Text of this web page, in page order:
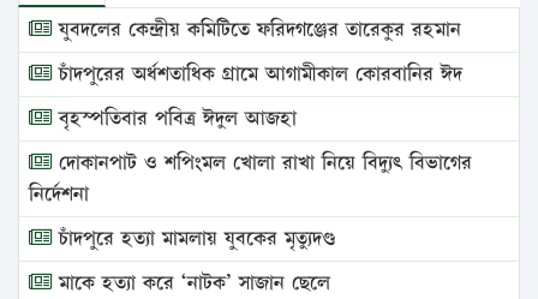
যুবদলের কেন্দ্রীয় কমিটিতে ফরিদগঞ্জের তারেকুর রহমান
চাঁদপুরের অর্ধশতাধিক গ্রামে আগামীকাল কোরবানির ঈদ
বৃহস্পতিবার পবিত্র ঈদুল আজহা
দোকানপাট ও শপিংমল খোলা রাখা নিয়ে বিদ্যুৎ বিভাগের
নির্দেশনা
চাঁদপুরে হত্যা মামলায় যুবকের মৃত্যুদণ্ড
মাকে হত্যা করে ‘নাটক’ সাজান ছেলে